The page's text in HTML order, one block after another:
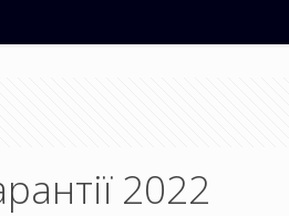
2022